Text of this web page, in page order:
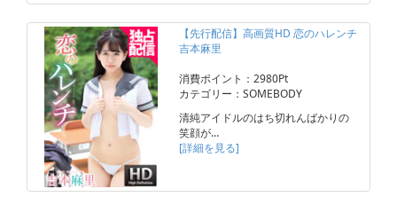
【先行配信】高画質HD 恋のハレンチ
吉本麻里
消費ポイント：2980Pt
カテゴリー：SOMEBODY
清純アイドルのはち切れんばかりの
笑顔が…
[詳細を見る]